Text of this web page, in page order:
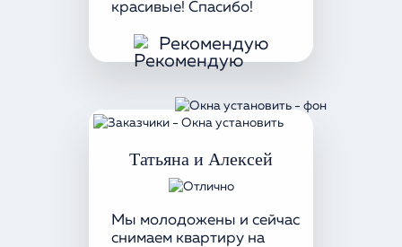
красивые! Спасибо!
Рекомендую
Татьяна и Алексей
Мы молодожены и сейчас
снимаем квартиру на